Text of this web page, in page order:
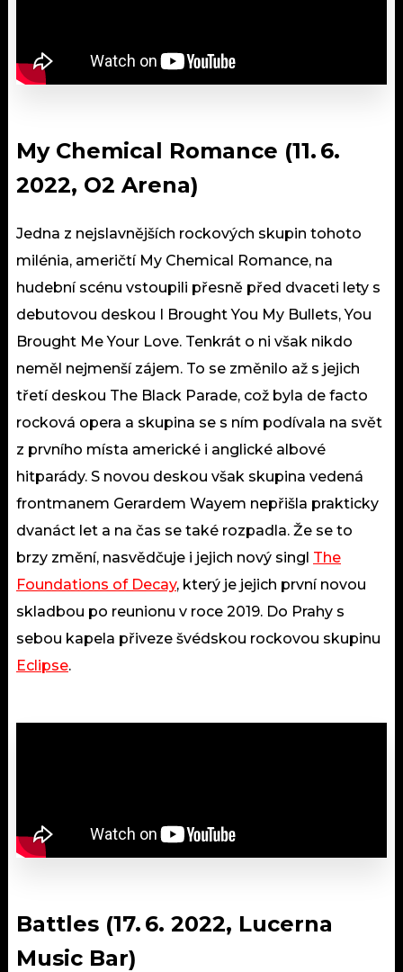
My Chemical Romance (11. 6.
2022, O2 Arena)
Jedna z nejslavnějších rockových skupin tohoto
milénia, američtí My Chemical Romance, na
hudební scénu vstoupili přesně před dvaceti lety s
debutovou deskou I Brought You My Bullets, You
Brought Me Your Love. Tenkrát o ni však nikdo
neměl nejmenší zájem. To se změnilo až s jejich
třetí deskou The Black Parade, což byla de facto
rocková opera a skupina se s ním podívala na svět
z prvního místa americké i anglické albové
hitparády. S novou deskou však skupina vedená
frontmanem Gerardem Wayem nepřišla prakticky
dvanáct let a na čas se také rozpadla. Že se to
brzy změní, nasvědčuje i jejich nový singl The
Foundations of Decay, který je jejich první novou
skladbou po reunionu v roce 2019. Do Prahy s
sebou kapela přiveze švédskou rockovou skupinu
Eclipse.
Battles (17. 6. 2022, Lucerna
Music Bar)